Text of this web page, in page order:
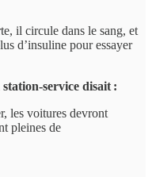
il circule dans le sang, et
d’insuline pour essayer
service disait :
les voitures devront
pleines de